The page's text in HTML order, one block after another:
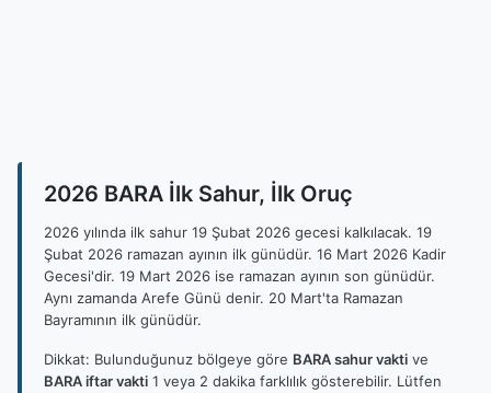
2026 BARA İlk Sahur, İlk Oruç
2026 yılında ilk sahur 19 Şubat 2026 gecesi kalkılacak. 19
Şubat 2026 ramazan ayının ilk günüdür. 16 Mart 2026 Kadir
Gecesi'dir. 19 Mart 2026 ise ramazan ayının son günüdür.
Aynı zamanda Arefe Günü denir. 20 Mart'ta Ramazan
Bayramının ilk günüdür.
Dikkat: Bulunduğunuz bölgeye göre BARA sahur vakti ve
BARA iftar vakti 1 veya 2 dakika farklılık gösterebilir. Lütfen